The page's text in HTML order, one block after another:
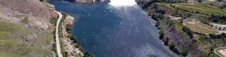
SON DAKİKA
SPOR